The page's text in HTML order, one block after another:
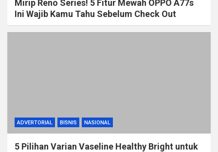
Mirip Reno Series! 5 Fitur Mewah OPPO A77s
Ini Wajib Kamu Tahu Sebelum Check Out
ADVERTORIAL BISNIS NASIONAL
5 Pilihan Varian Vaseline Healthy Bright untuk